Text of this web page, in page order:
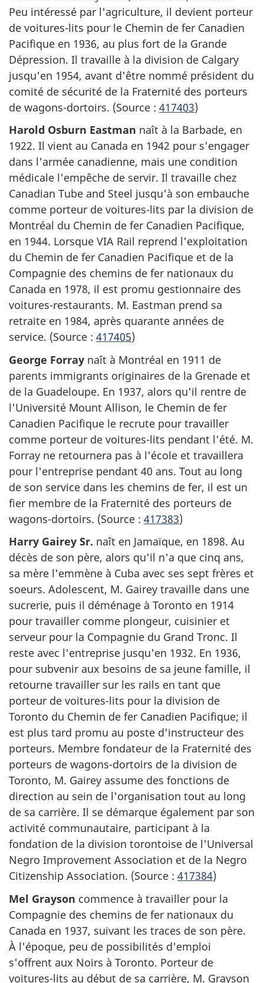
Peu intéressé par l'agriculture, il devient porteur
de voitures-lits pour le Chemin de fer Canadien
Pacifique en 1936, au plus fort de la Grande
Dépression. Il travaille à la division de Calgary
jusqu'en 1954, avant d'être nommé président du
comité de sécurité de la Fraternité des porteurs
de wagons-dortoirs. (Source : 417403)
Harold Osburn Eastman naît à la Barbade, en
1922. Il vient au Canada en 1942 pour s'engager
dans l'armée canadienne, mais une condition
médicale l'empêche de servir. Il travaille chez
Canadian Tube and Steel jusqu'à son embauche
comme porteur de voitures-lits par la division de
Montréal du Chemin de fer Canadien Pacifique,
en 1944. Lorsque VIA Rail reprend l'exploitation
du Chemin de fer Canadien Pacifique et de la
Compagnie des chemins de fer nationaux du
Canada en 1978, il est promu gestionnaire des
voitures-restaurants. M. Eastman prend sa
retraite en 1984, après quarante années de
service. (Source : 417405)
George Forray naît à Montréal en 1911 de
parents immigrants originaires de la Grenade et
de la Guadeloupe. En 1937, alors qu'il rentre de
l'Université Mount Allison, le Chemin de fer
Canadien Pacifique le recrute pour travailler
comme porteur de voitures-lits pendant l'été. M.
Forray ne retournera pas à l'école et travaillera
pour l'entreprise pendant 40 ans. Tout au long
de son service dans les chemins de fer, il est un
fier membre de la Fraternité des porteurs de
wagons-dortoirs. (Source : 417383)
Harry Gairey Sr. naît en Jamaïque, en 1898. Au
décès de son père, alors qu'il n'a que cinq ans,
sa mère l'emmène à Cuba avec ses sept frères et
soeurs. Adolescent, M. Gairey travaille dans une
sucrerie, puis il déménage à Toronto en 1914
pour travailler comme plongeur, cuisinier et
serveur pour la Compagnie du Grand Tronc. Il
reste avec l'entreprise jusqu'en 1932. En 1936,
pour subvenir aux besoins de sa jeune famille, il
retourne travailler sur les rails en tant que
porteur de voitures-lits pour la division de
Toronto du Chemin de fer Canadien Pacifique; il
est plus tard promu au poste d'instructeur des
porteurs. Membre fondateur de la Fraternité des
porteurs de wagons-dortoirs de la division de
Toronto, M. Gairey assume des fonctions de
direction au sein de l'organisation tout au long
de sa carrière. Il se démarque également par son
activité communautaire, participant à la
fondation de la division torontoise de l'Universal
Negro Improvement Association et de la Negro
Citizenship Association. (Source : 417384)
Mel Grayson commence à travailler pour la
Compagnie des chemins de fer nationaux du
Canada en 1937, suivant les traces de son père.
À l'époque, peu de possibilités d'emploi
s'offrent aux Noirs à Toronto. Porteur de
voitures-lits au début de sa carrière, M. Grayson